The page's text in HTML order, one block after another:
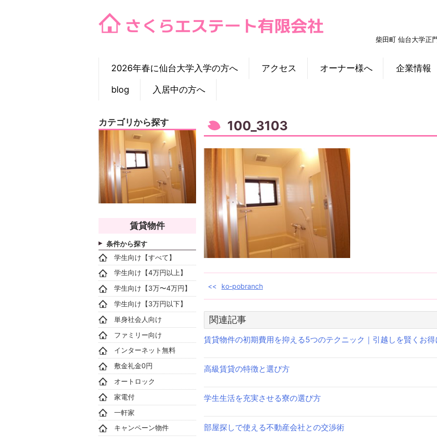
柴田町 仙台大学正
2026年春に仙台大学入学の方へ アクセス オーナー様へ 企業情報
blog 入居中の方へ
100_3103
投
ナ
ビ
ゲ
ー
シ
ン
ko-pobranch
関連記事
賃貸物件の初期費用を抑える5つのテクニック｜引越しを賢くお
高級賃貸の特徴と選び方
学生生活を充実させる寮の選び方
部屋探しで使える不動産会社との交渉術
カテゴリから探す
賃貸物件
条件から探す
学生向け【すべて】
学生向け【4万円以上】
学生向け【3万〜4万円】
学生向け【3万円以下】
単身社会人向け
ファミリー向け
インターネット無料
敷金礼金0円
オートロック
家電付
一軒家
キャンペーン物件